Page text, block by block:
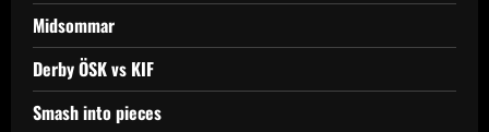
a
t
i
Midsommar
Derby ÖSK vs KIF
Smash into pieces